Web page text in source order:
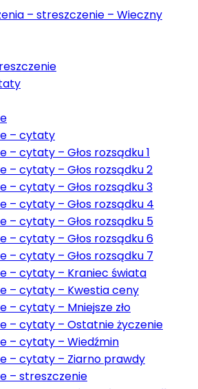
– streszczenie – Wieczny
– cytaty
– cytaty – Głos rozsądku 1
– cytaty – Głos rozsądku 2
– cytaty – Głos rozsądku 3
– cytaty – Głos rozsądku 4
– cytaty – Głos rozsądku 5
– cytaty – Głos rozsądku 6
– cytaty – Głos rozsądku 7
– cytaty – Kraniec świata
– cytaty – Kwestia ceny
– cytaty – Mniejsze zło
– cytaty – Ostatnie życzenie
– cytaty – Wiedźmin
– cytaty – Ziarno prawdy
– streszczenie